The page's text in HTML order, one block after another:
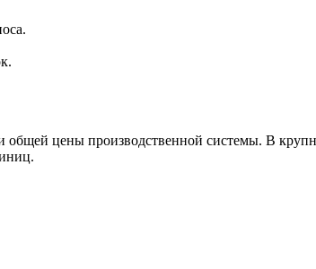
общей цены производственной системы. В